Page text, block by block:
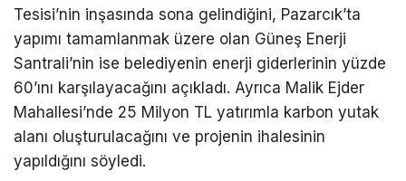
Tesisi’nin inşasında sona gelindiğini, Pazarcık’ta
yapımı tamamlanmak üzere olan Güneş Enerji
Santrali’nin ise belediyenin enerji giderlerinin yüzde
60’ını karşılayacağını açıkladı. Ayrıca Malik Ejder
Mahallesi’nde 25 Milyon TL yatırımla karbon yutak
alanı oluşturulacağını ve projenin ihalesinin
yapıldığını söyledi.